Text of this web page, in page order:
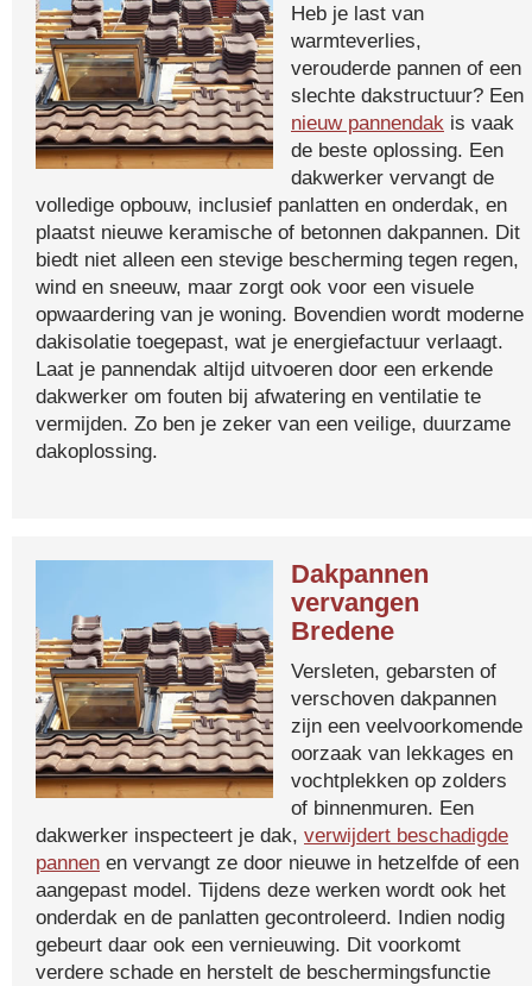
Heb je last van
warmteverlies,
verouderde pannen of een
slechte dakstructuur? Een
nieuw pannendak is vaak
de beste oplossing. Een
dakwerker vervangt de
volledige opbouw, inclusief panlatten en onderdak, en
plaatst nieuwe keramische of betonnen dakpannen. Dit
biedt niet alleen een stevige bescherming tegen regen,
wind en sneeuw, maar zorgt ook voor een visuele
opwaardering van je woning. Bovendien wordt moderne
dakisolatie toegepast, wat je energiefactuur verlaagt.
Laat je pannendak altijd uitvoeren door een erkende
dakwerker om fouten bij afwatering en ventilatie te
vermijden. Zo ben je zeker van een veilige, duurzame
dakoplossing.
Dakpannen
vervangen
Bredene
Versleten, gebarsten of
verschoven dakpannen
zijn een veelvoorkomende
oorzaak van lekkages en
vochtplekken op zolders
of binnenmuren. Een
dakwerker inspecteert je dak, verwijdert beschadigde
pannen en vervangt ze door nieuwe in hetzelfde of een
aangepast model. Tijdens deze werken wordt ook het
onderdak en de panlatten gecontroleerd. Indien nodig
gebeurt daar ook een vernieuwing. Dit voorkomt
verdere schade en herstelt de beschermingsfunctie